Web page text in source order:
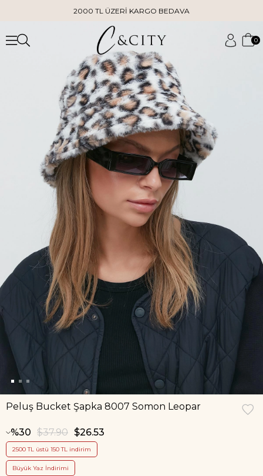
2000 TL ÜZERİ KARGO BEDAVA
0
Peluş Bucket Şapka 8007 Somon Leopar
30 $37.90 $26.53
2500 TL üstü 150 TL indirim
Büyük Yaz İndirimi